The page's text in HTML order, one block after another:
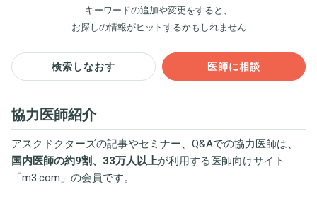
キーワードの追加や変更をすると、
お探しの情報がヒットするかもしれません
検索しなおす 医師に相談
協力医師紹介
アスクドクターズの記事やセミナー、Q&Aでの協力医師は、
国内医師の約9割、33万人以上が利用する医師向けサイト
「m3.com 」の会員です。